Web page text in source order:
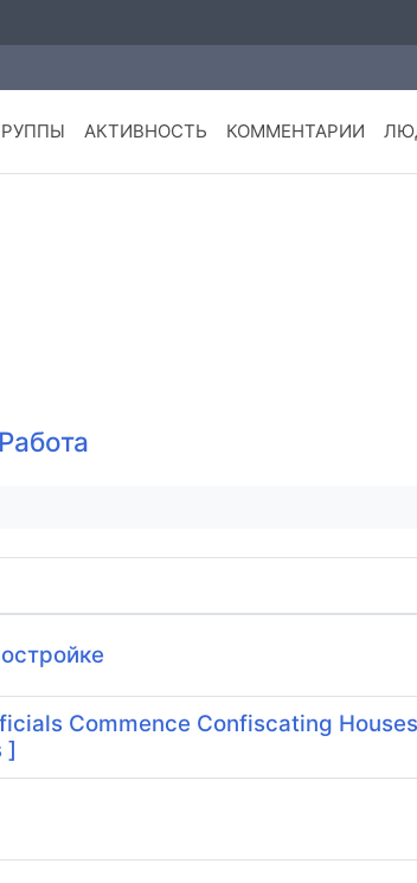
АКТИВНОСТЬ КОММЕНТАРИИ
Работа
Commence Confiscating
]